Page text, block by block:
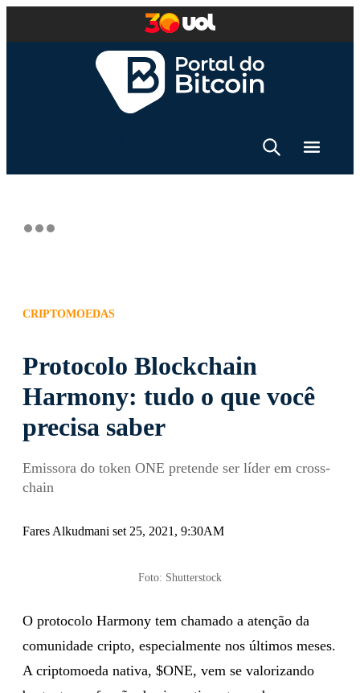
CRIPTOMOEDAS
Protocolo Blockchain
Harmony: tudo o que você
precisa saber
Emissora do token ONE pretende ser líder em cross-
chain
Fares Alkudmani set 25, 2021, 9:30AM
Foto: Shutterstock
O protocolo Harmony tem chamado a atenção da
comunidade cripto, especialmente nos últimos meses.
A criptomoeda nativa, $ONE, vem se valorizando